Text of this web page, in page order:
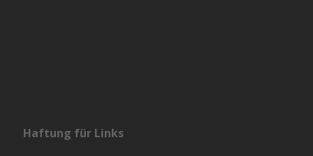
Haftung für Links